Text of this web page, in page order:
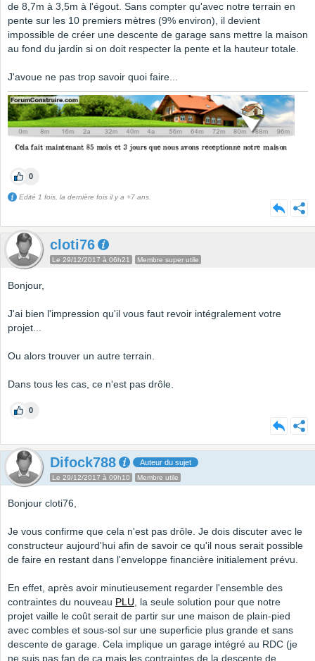
de 8,7m à 3,5m à l'égout. Sans compter qu'avec notre terrain en
pente sur les 10 premiers mètres (9% environ), il devient
impossible de créer une descente de garage sans mettre la maison
au fond du jardin si on doit respecter la pente et la hauteur totale.
J'avoue ne pas trop savoir quoi faire...
0
Edité 1 fois, la dernière fois il y a +7 ans.
cloti76
Le 29/12/2017 à 06h21 Membre super utile
Bonjour,
J'ai bien l'impression qu'il vous faut revoir intégralement votre
projet...
Ou alors trouver un autre terrain.
Dans tous les cas, ce n'est pas drôle.
0
Difock788 Auteur du sujet
Le 29/12/2017 à 09h10 Membre utile
Bonjour cloti76,
Je vous confirme que cela n'est pas drôle. Je dois discuter avec le
constructeur aujourd'hui afin de savoir ce qu'il nous serait possible
de faire en restant dans l'enveloppe financière initialement prévu.
En effet, après avoir minutieusement regarder l'ensemble des
contraintes du nouveau PLU, la seule solution pour que notre
projet vaille le coût serait de partir sur une maison de plain-pied
avec combles et sous-sol sur une superficie plus grande et sans
descente de garage. Cela implique un garage intégré au RDC (je
ne suis pas fan de ça mais les contraintes de la descente de